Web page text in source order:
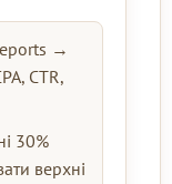
→
CTR,
30%
верхні